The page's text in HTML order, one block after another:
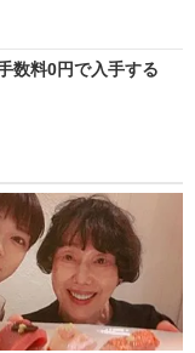
数料0円で入手する